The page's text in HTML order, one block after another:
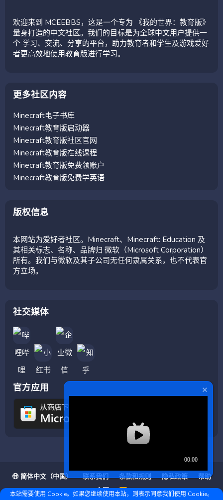
欢迎来到 MCEEBBS，这是一个专为 《我的世界：教育版》
量身打造的中文社区。我们的目标是为全球中文用户提供一
个 学习、交流、分享的平台，助力教育者和学生及游戏爱好
者更高效地使用教育版进行学习。
更多社区内容
Minecraft电子书库
Minecraft教育版启动器
Minecraft教育版社区官网
Minecraft教育版在线课程
Minecraft教育版免费领账户
Minecraft教育版免费学英语
版权信息
本网站为爱好者社区。Minecraft、Minecraft: Education 及
其相关标志、名称、品牌归 微软（Microsoft Corporation）
所有。我们与微软及其子公司无任何隶属关系，也不代表官
方立场。
社交媒体
官方应用
简体中文（中国） 联系我们 条款和规则 隐私政策
帮助
主页
R
S
本站需要使用 Cookie。如果您继续使用本站，则表示同意我们使用 Cookie。